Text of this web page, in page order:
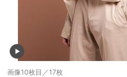
画像10枚目／17枚